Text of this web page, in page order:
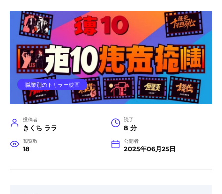
職業別のトリラー映画
投稿者
きくち ララ
読了
8 分
閲覧数
18
公開者
2025年06月25日